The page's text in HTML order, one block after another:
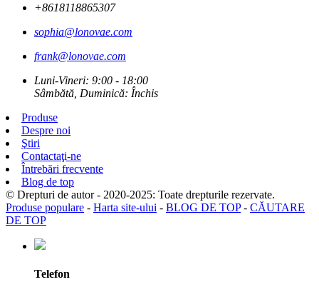
+8618118865307
sophia@lonovae.com
frank@lonovae.com
Luni-Vineri: 9:00 - 18:00
Sâmbătă, Duminică: Închis
Produse
Despre noi
Ştiri
Contactaţi-ne
Întrebări frecvente
Blog de top
© Drepturi de autor - 2020-2025: Toate drepturile rezervate.
Produse populare - Harta site-ului - BLOG DE TOP- CĂUTARE
DE TOP
Telefon